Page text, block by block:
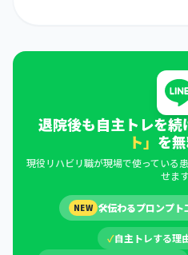
退院後も自主トレを続
ト」 を
現役リハビリ職が現場で使っている
せます
NEW 🛠伝わるプロンプト
✓自主トレする理